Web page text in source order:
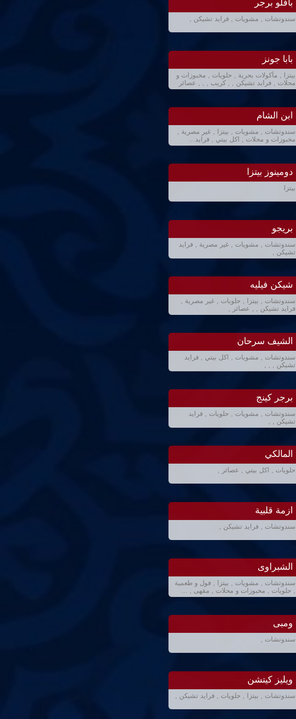
بافلو برجر
سندوتشات , مشويات , فرايد تشيكن ,
بابا جونز
بيتزا , مأكولات بحرية , حلويات , مخبوزات و
محلات , فرايد تشيكن , , كريب , , , عصائر
ابن الشام
سندوتشات , مشويات , بيتزا , غير مصرية ,
مخبوزات و محلات , اكل بيتي , فرايد…
دومينوز بيتزا
بيتزا
بريجو
سندوتشات , مشويات , غير مصرية , فرايد
تشيكن ,
شيكن فيليه
سندوتشات , بيتزا , حلويات , غير مصرية ,
فرايد تشيكن , , عصائر ,
الشيف سرحان
سندوتشات , مشويات , اكل بيتي , فرايد
تشيكن , , ,
برجر كينج
سندوتشات , مشويات , حلويات , فرايد
تشيكن , ,
المالكي
حلويات , اكل بيتي , عصائر ,
ازمة قلبية
سندوتشات , فرايد تشيكن ,
الشبراوى
سندوتشات , مشويات , بيتزا , فول و طعمية
, حلويات , مخبوزات و محلات , مقهى , …
ومبى
سندوتشات ,
ويليز كيتشن
سندوتشات , بيتزا , حلويات , فرايد تشيكن ,